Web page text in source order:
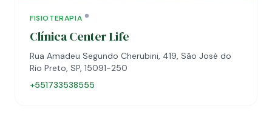
FISIOTERAPIA
Clínica Center Life
Rua Amadeu Segundo Cherubini, 419, São José do
Rio Preto, SP, 15091-250
+551733538555